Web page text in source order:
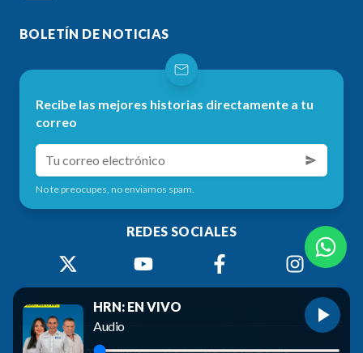
BOLETÍN DE NOTICIAS
Recibe las mejores historias directamente a tu
correo
No te preocupes, no enviamos spam.
REDES SOCIALES
HRN: EN VIVO
Audio